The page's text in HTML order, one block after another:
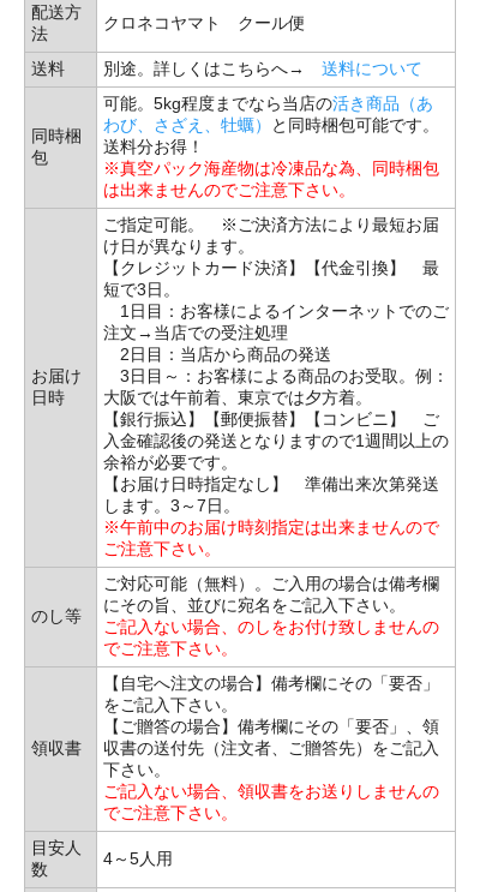
配送方
法
クロネコヤマト クール便
送料 別途。詳しくはこちらへ→ 送料について
同時梱
包
可能。5kg程度までなら当店の活き商品（あ
わび、さざえ、牡蠣）
と同時梱包可能です。
送料分お得！
※真空パック海産物は冷凍品な為、同時梱包
は出来ませんのでご注意下さい。
お届け
日時
ご指定可能。 ※ご決済方法により最短お届
け日が異なります。
【クレジットカード決済】【代金引換】 最
短で3日。
1日目：お客様によるインターネットでのご
注文→当店での受注処理
2日目：当店から商品の発送
3日目～：お客様による商品のお受取。例：
大阪では午前着、東京では夕方着。
【銀行振込】【郵便振替】【コンビニ】 ご
入金確認後の発送となりますので1週間以上の
余裕が必要です。
【お届け日時指定なし】 準備出来次第発送
します。3～7日。
※午前中のお届け時刻指定は出来ませんので
ご注意下さい。
のし等
ご対応可能（無料）。ご入用の場合は備考欄
にその旨、並びに宛名をご記入下さい。
ご記入ない場合、のしをお付け致しませんの
でご注意下さい。
領収書
【自宅へ注文の場合】備考欄にその「要否」
をご記入下さい。
【ご贈答の場合】備考欄にその「要否」、領
収書の送付先（注文者、ご贈答先）をご記入
下さい。
ご記入ない場合、領収書をお送りしませんの
でご注意下さい。
目安人
数
4～5人用